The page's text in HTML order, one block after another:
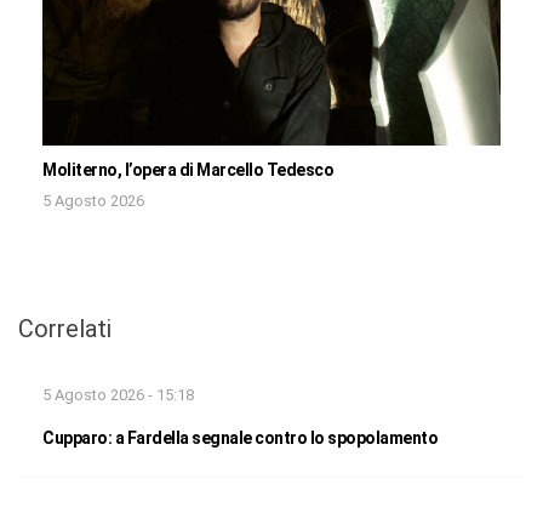
Moliterno, l’opera di Marcello Tedesco
5 Agosto 2026
Correlati
5 Agosto 2026 - 15:18
Cupparo: a Fardella segnale contro lo spopolamento